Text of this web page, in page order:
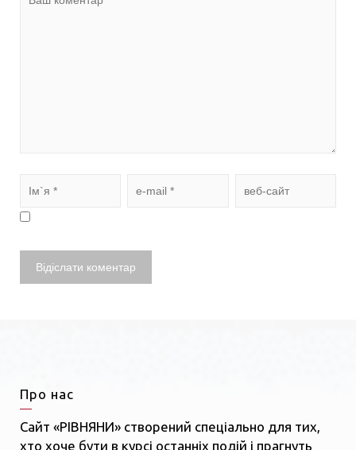
Про нас
Сайт «РІВНЯНИ» створений спеціально для тих,
хто хоче бути в курсі останніх подій і прагнуть